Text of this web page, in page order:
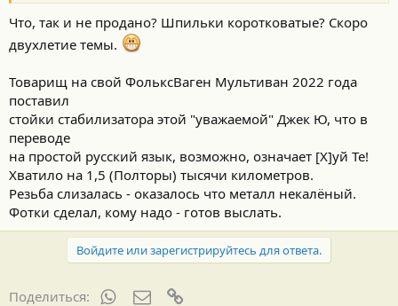
Что, так и не продано? Шпильки коротковатые? Скоро
двухлетие темы.
Товарищ на свой ФольксВаген Мультиван 2022 года
поставил
стойки стабилизатора этой "уважаемой" Джек Ю, что в
переводе
на простой русский язык, возможно, означает [Х]уй Те!
Хватило на 1,5 (Полторы) тысячи километров.
Резьба слизалась - оказалось что металл некалёный.
Фотки сделал, кому надо - готов выслать.
Войдите или зарегистрируйтесь для ответа.
Поделиться: WhatsAppЭлектронная почта